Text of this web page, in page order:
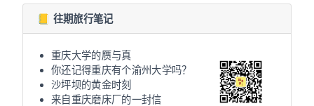
📒 往期旅行笔记
重庆大学的赝与真
你还记得重庆有个渝州大学吗？
沙坪坝的黄金时刻
来自重庆磨床厂的一封信